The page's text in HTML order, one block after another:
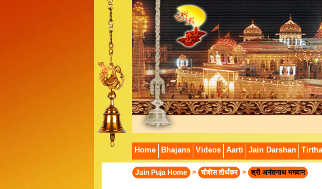
Home Bhajans Videos Aarti Jain Darshan
Jain Puja Home > चौबीस तीर्थंकर > श्री अनंतनाथ भगवान